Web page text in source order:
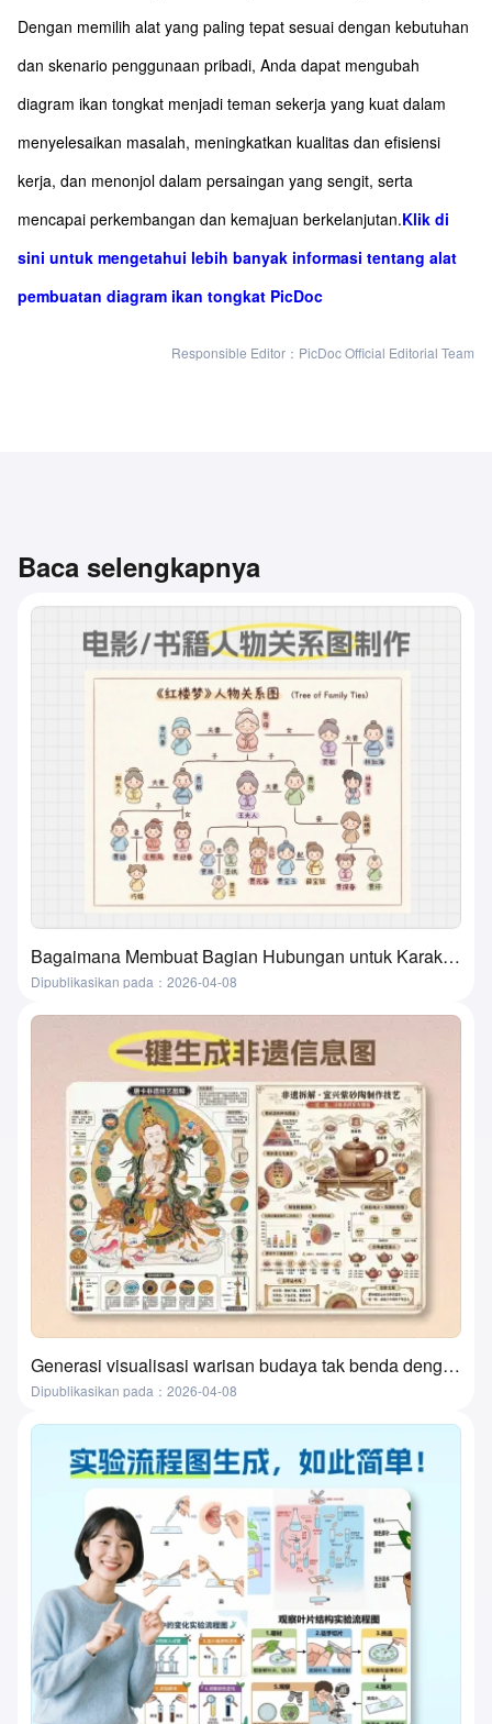
Dengan memilih alat yang paling tepat sesuai dengan kebutuhan
dan skenario penggunaan pribadi, Anda dapat mengubah
diagram ikan tongkat menjadi teman sekerja yang kuat dalam
menyelesaikan masalah, meningkatkan kualitas dan efisiensi
kerja, dan menonjol dalam persaingan yang sengit, serta
mencapai perkembangan dan kemajuan berkelanjutan.Klik di
sini untuk mengetahui lebih banyak informasi tentang alat
pembuatan diagram ikan tongkat PicDoc
Responsible Editor：PicDoc Official Editorial Team
Baca selengkapnya
Bagaimana Membuat Bagian Hubungan untuk Karakter dalam Film, Buku, dan Buku Teks? Metode yang Super Praktis dan Sederhana
Dipublikasikan pada：2026-04-08
Generasi visualisasi warisan budaya tak benda dengan satu klik berbasis AI? Alat ini benar-benar melakukannya!
Dipublikasikan pada：2026-04-08